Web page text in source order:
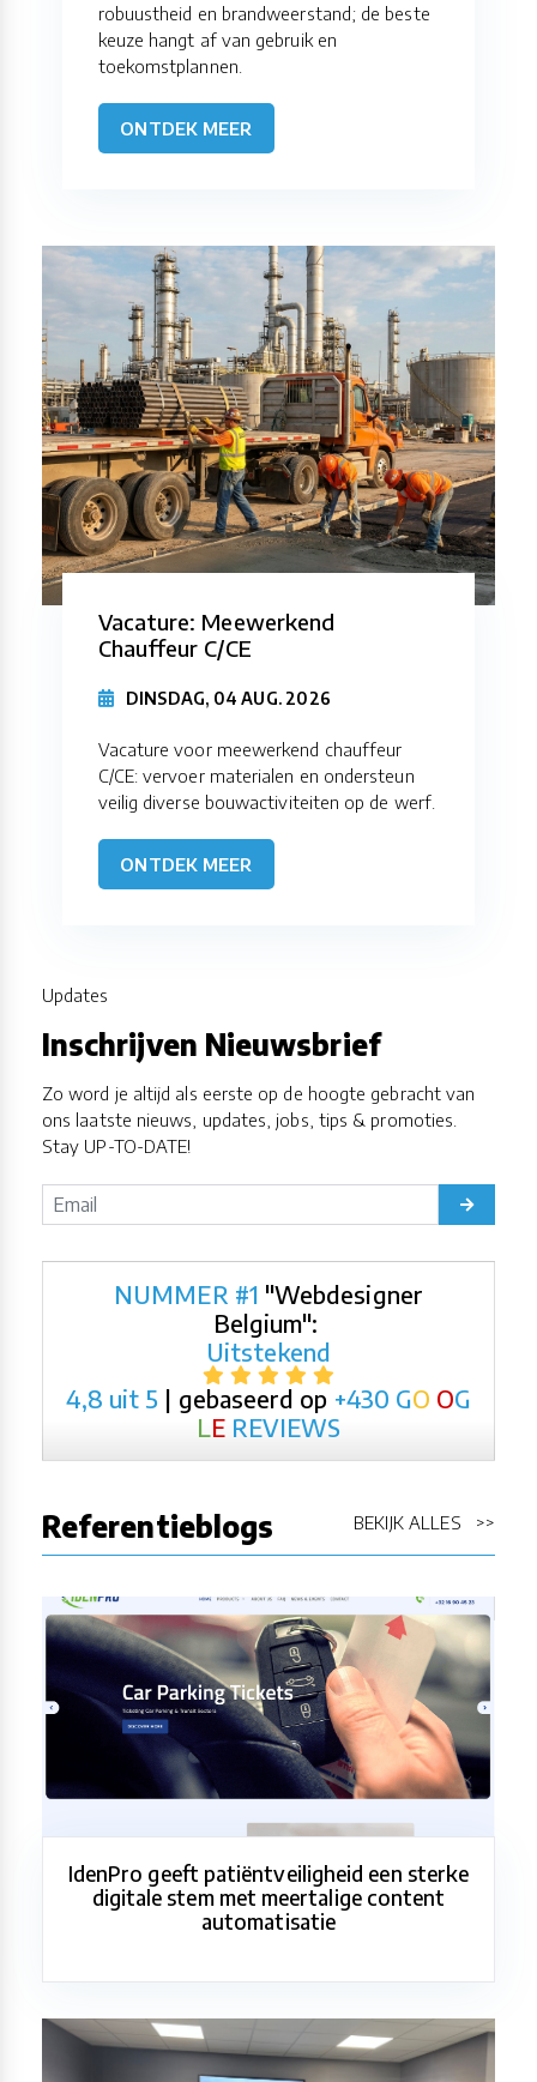
robuustheid en brandweerstand; de beste
keuze hangt af van gebruik en
toekomstplannen.
ONTDEK MEER
Vacature: Meewerkend
Chauffeur C/CE
DINSDAG, 04 AUG. 2026
Vacature voor meewerkend chauffeur
C/CE: vervoer materialen en ondersteun
veilig diverse bouwactiviteiten op de werf.
ONTDEK MEER
Updates
Inschrijven Nieuwsbrief
Zo word je altijd als eerste op de hoogte gebracht van
ons laatste nieuws, updates, jobs, tips & promoties.
Stay UP-TO-DATE!
NUMMER #1 "Webdesigner
Belgium":
Uitstekend
4,8 uit 5 | gebaseerd op +430 GO OG
L E REVIEWS
Referentieblogs BEKIJK ALLES >>
IdenPro geeft patiëntveiligheid een sterke
digitale stem met meertalige content
automatisatie